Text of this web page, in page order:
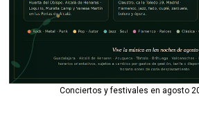
Conciertos y festivales en agosto